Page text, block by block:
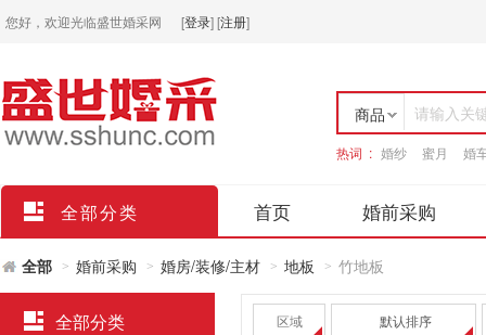
您好，欢迎光临盛世婚采网 [登录][注册]
商品
店铺
请输入关
热词 : 婚纱 蜜月 婚
全部分类 首页 婚前采购
全部 > 婚前采购 > 婚房/装修/主材 > 地板 > 竹地板
区域 默认排序
全部分类